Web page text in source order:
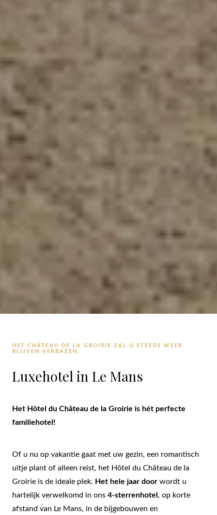
HET CHÂTEAU DE LA GROIRIE ZAL U STEEDS WEER
BLIJVEN VERBAZEN.
Luxehotel in Le Mans
Het Hôtel du Château de la Groirie is hét perfecte
familiehotel!
Of u nu op vakantie gaat met uw gezin, een romantisch
uitje plant of alleen reist, het Hôtel du Château de la
Groirie is de ideale plek. Het hele jaar door wordt u
hartelijk verwelkomd in ons 4-sterrenhotel , op korte
afstand van Le Mans, in de bijgebouwen en